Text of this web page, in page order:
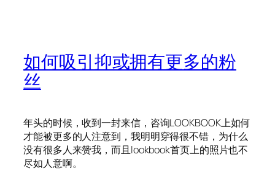
如何吸引抑或拥有更多的粉
丝
年头的时候，收到一封来信，咨询LOOKBOOK上如何
才能被更多的人注意到，我明明穿得很不错，为什么
没有很多人来赞我，而且lookbook首页上的照片也不
尽如人意啊。